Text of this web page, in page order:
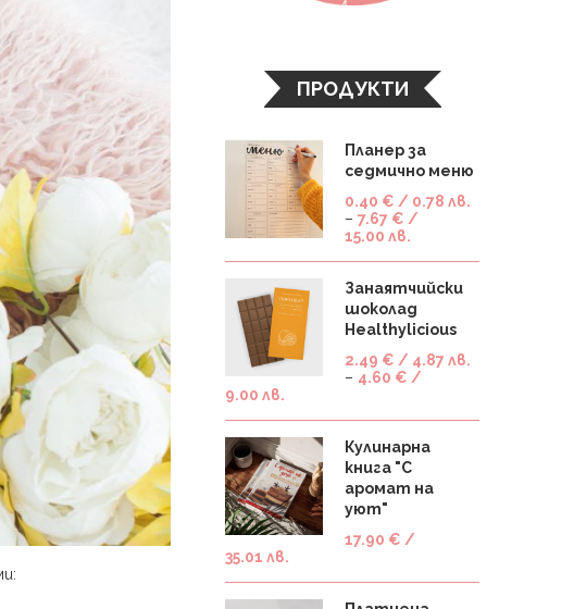
ПРОДУКТИ
Планер за
седмично меню
0.40 € / 0.78 лв.
– 7.67 € /
15.00 лв.
Занаятчийски
шоколад
Healthylicious
2.49 € / 4.87 лв.
– 4.60 € /
9.00 лв.
Кулинарна
книга "С
аромат на
уют"
17.90 € /
35.01 лв.